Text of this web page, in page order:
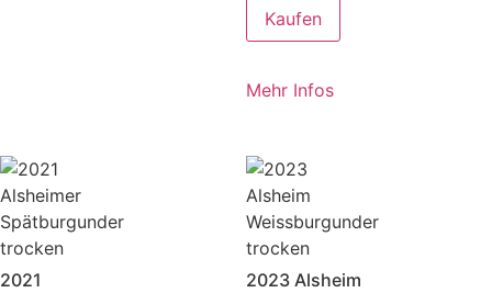
Kaufen
Mehr Infos
2021
2023 Alsheim